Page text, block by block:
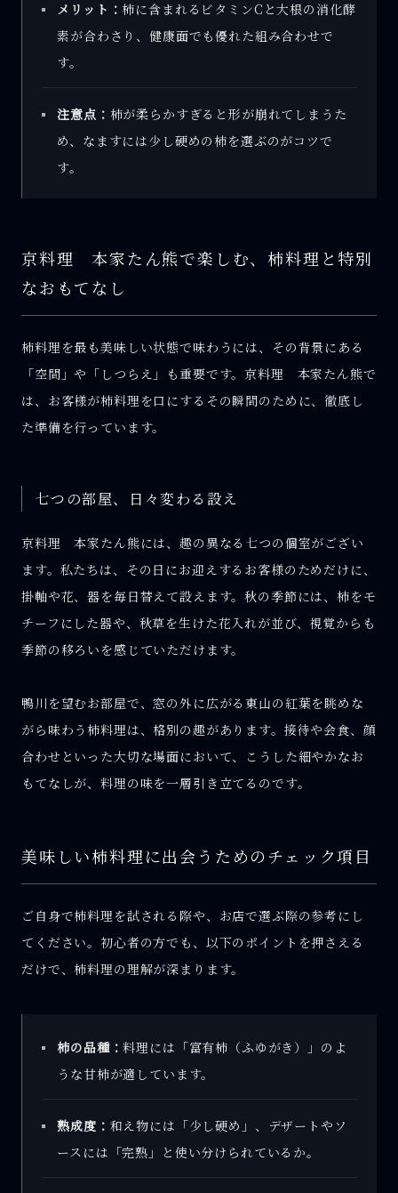
メリット：柿に含まれるビタミンCと大根の消化酵
素が合わさり、健康面でも優れた組み合わせで
す。
注意点： 柿が柔らかすぎると形が崩れてしまうた
め、なますには少し硬めの柿を選ぶのがコツで
す。
京料理 本家たん熊で楽しむ、柿料理と特別
なおもてなし
柿料理を最も美味しい状態で味わうには、その背景にある
「空間」や「しつらえ」も重要です。京料理 本家たん熊で
は、お客様が柿料理を口にするその瞬間のために、徹底し
た準備を行っています。
七つの部屋、日々変わる設え
京料理 本家たん熊には、趣の異なる七つの個室がござい
ます。私たちは、その日にお迎えするお客様のためだけに、
掛軸や花、器を毎日替えて設えます。秋の季節には、柿をモ
チーフにした器や、秋草を生けた花入れが並び、視覚からも
季節の移ろいを感じていただけます。
鴨川を望むお部屋で、窓の外に広がる東山の紅葉を眺めな
がら味わう柿料理は、格別の趣があります。接待や会食、顔
合わせといった大切な場面において、こうした細やかなお
もてなしが、料理の味を一層引き立てるのです。
美味しい柿料理に出会うためのチェック項目
ご自身で柿料理を試される際や、お店で選ぶ際の参考にし
てください。初心者の方でも、以下のポイントを押さえる
だけで、柿料理の理解が深まります。
柿の品種：料理には「富有柿（ふゆがき）」のよ
うな甘柿が適しています。
熟成度： 和え物には「少し硬め」、デザートやソ
ースには「完熟」と使い分けられているか。